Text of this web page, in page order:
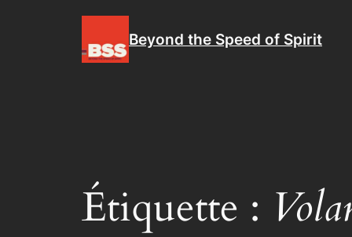
Beyond the Speed of Spirit
Étiquette :